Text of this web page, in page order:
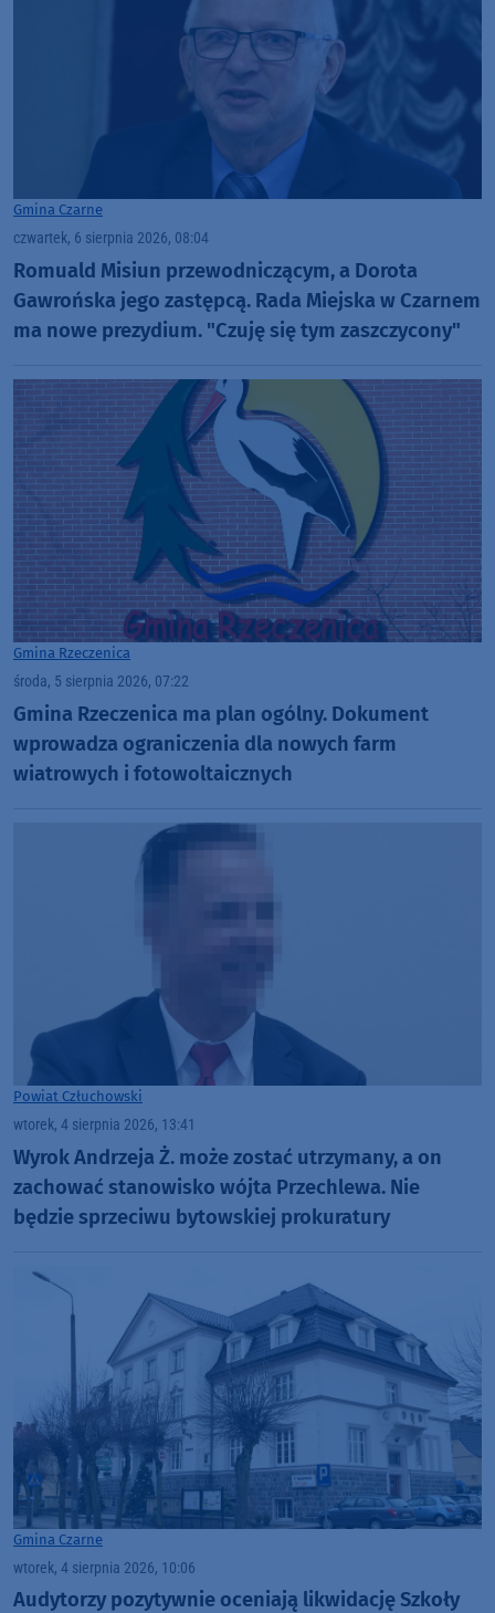
Gmina Czarne
czwartek, 6 sierpnia 2026, 08:04
Romuald Misiun przewodniczącym, a Dorota
Gawrońska jego zastępcą. Rada Miejska w Czarnem
ma nowe prezydium. "Czuję się tym zaszczycony"
Gmina Rzeczenica
środa, 5 sierpnia 2026, 07:22
Gmina Rzeczenica ma plan ogólny. Dokument
wprowadza ograniczenia dla nowych farm
wiatrowych i fotowoltaicznych
Powiat Człuchowski
wtorek, 4 sierpnia 2026, 13:41
Wyrok Andrzeja Ż. może zostać utrzymany, a on
zachować stanowisko wójta Przechlewa. Nie
będzie sprzeciwu bytowskiej prokuratury
Gmina Czarne
wtorek, 4 sierpnia 2026, 10:06
Audytorzy pozytywnie oceniają likwidację Szkoły